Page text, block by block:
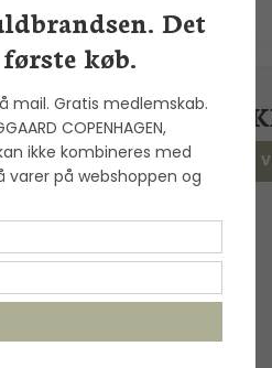
-
700,00
Det
køb.
mail. Gratis medlemskab.
COPENHAGEN,
ikke kombineres med
på webshoppen og